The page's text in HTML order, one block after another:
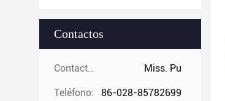
Contactos
Contactos: Miss. Pu
Teléfono: 86-028-85782699